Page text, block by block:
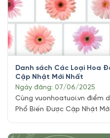
Danh sách Các Loại Hoa
Cập Nhật Mới Nhất
Ngày đăng: 07/06/2025
Cùng vuonhoatuoi.vn điểm
Phổ Biến Được Cập Nhật
2025, hoa đồng tiền tiếp